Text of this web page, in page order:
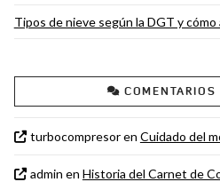
Tipos de nieve según la DGT y
COMENTARIOS
turbocompresoren Cuidado del
admin en Historia del Carnet de